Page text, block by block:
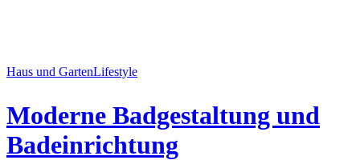
Haus und GartenLifestyle
Moderne Badgestaltung und
Badeinrichtung